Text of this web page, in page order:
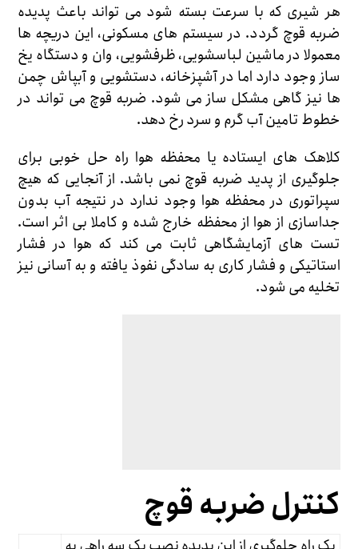
هر شیری که با سرعت بسته شود می تواند باعث پدیده
ضربه قوچ گردد. در سیستم های مسکونی، این دریچه ها
معمولا در ماشین لباسشویی، ظرفشویی، وان و دستگاه یخ
ساز وجود دارد اما در آشپزخانه، دستشویی و آبپاش چمن
ها نیز گاهی مشکل ساز می شود. ضربه قوچ می تواند در
خطوط تامین آب گرم و سرد رخ دهد.
کلاهک های ایستاده یا محفظه هوا راه حل خوبی برای
جلوگیری از پدید ضربه قوچ نمی باشد. از آنجایی که هیچ
سپراتوری در محفظه هوا وجود ندارد در نتیجه آب بدون
جداسازی از هوا از محفظه خارج شده و کاملا بی اثر است.
تست های آزمایشگاهی ثابت می کند که هوا در فشار
استاتیکی و فشار کاری به سادگی نفوذ یافته و به آسانی نیز
تخلیه می شود.
کنترل ضربه قوچ